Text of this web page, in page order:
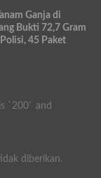
Ganja di
Bukti 72,7 Gram
45 Paket
`200` and
diberikan.